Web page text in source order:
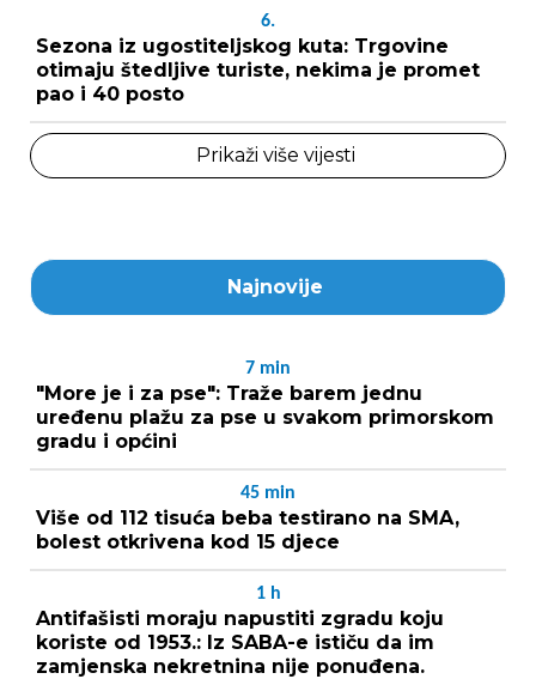
6.
Sezona iz ugostiteljskog kuta: Trgovine
otimaju štedljive turiste, nekima je promet
pao i 40 posto
Prikaži više vijesti
Najnovije
7 min
"More je i za pse": Traže barem jednu
uređenu plažu za pse u svakom primorskom
gradu i općini
45 min
Više od 112 tisuća beba testirano na SMA,
bolest otkrivena kod 15 djece
1 h
Antifašisti moraju napustiti zgradu koju
koriste od 1953.: Iz SABA-e ističu da im
zamjenska nekretnina nije ponuđena.